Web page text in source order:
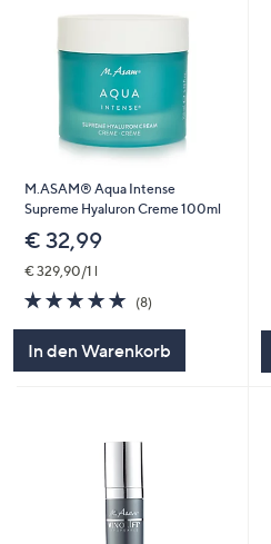
M.ASAM® Aqua Intense
Supreme Hyaluron Creme 100ml
€ 32,99
€ 329,90/1 l
5.0
von
(8)
In den Warenkorb